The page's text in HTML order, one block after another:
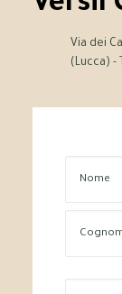
Via dei
(Lucca) -